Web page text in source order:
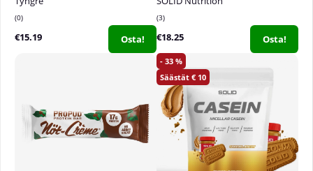
0
€15.19 Osta!
3
€18.25 Osta!
33
10